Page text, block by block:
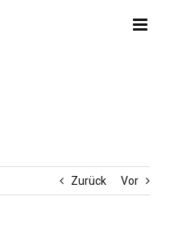
Zurück Vor